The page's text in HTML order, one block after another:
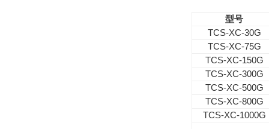
型号
TCS-XC-30G
TCS-XC-75G
TCS-XC-150G
TCS-XC-300G
TCS-XC-500G
TCS-XC-800G
TCS-XC-1000G